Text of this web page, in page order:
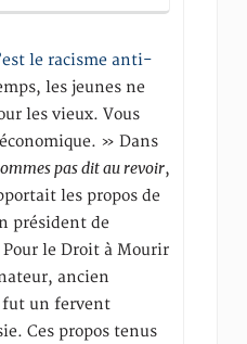
le racisme anti-
les jeunes ne
les vieux. Vous
» Dans
pas dit au revoir,
les propos de
président de
Pour le Droit à Mourir
ancien
fut un fervent
Ces propos tenus